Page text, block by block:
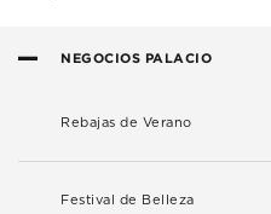
NEGOCIOS PALACIO
Rebajas de Verano
Festival de Belleza